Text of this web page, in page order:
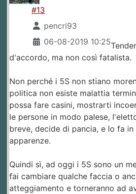
#13
pencri93
06-08-2019 10:25
d'accordo, ma non così fatalista.
Non perché i 5S non stiano
politica non esiste malattia
possa fare casini, mostrarti
le persone in modo palese,
breve, decide di pancia, e lo fa in
apparenze.
Quindi sì, ad oggi i 5S sono un
fai cambiare qualche faccia o
atteggiamento e torneranno ad